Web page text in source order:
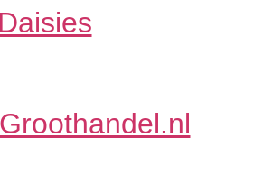
Daisies